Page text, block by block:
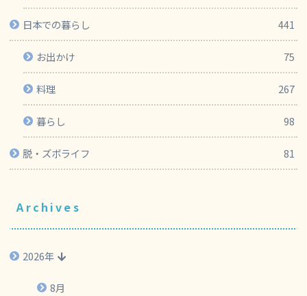
日本での暮らし 441
お出かけ 75
料理 267
暮らし 98
脱・ズボライフ 81
Archives
2026年
8月